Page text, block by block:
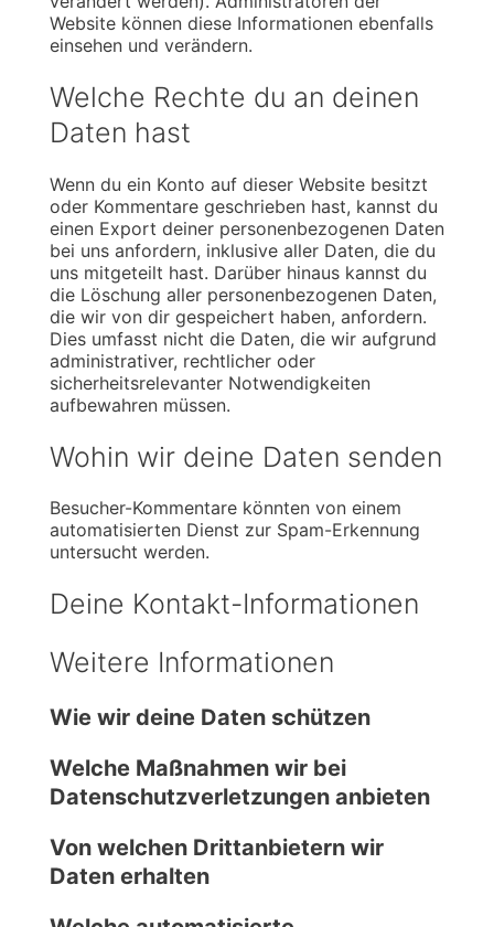
Website können diese Informationen ebenfalls
einsehen und verändern.
Welche Rechte du an deinen
Daten hast
Wenn du ein Konto auf dieser Website besitzt
oder Kommentare geschrieben hast, kannst du
einen Export deiner personenbezogenen Daten
bei uns anfordern, inklusive aller Daten, die du
uns mitgeteilt hast. Darüber hinaus kannst du
die Löschung aller personenbezogenen Daten,
die wir von dir gespeichert haben, anfordern.
Dies umfasst nicht die Daten, die wir aufgrund
administrativer, rechtlicher oder
sicherheitsrelevanter Notwendigkeiten
aufbewahren müssen.
Wohin wir deine Daten senden
Besucher-Kommentare könnten von einem
automatisierten Dienst zur Spam-Erkennung
untersucht werden.
Deine Kontakt-Informationen
Weitere Informationen
Wie wir deine Daten schützen
Welche Maßnahmen wir bei
Datenschutzverletzungen anbieten
Von welchen Drittanbietern wir
Daten erhalten